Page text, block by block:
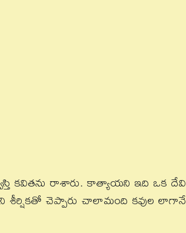
కవితను రాశారు. కాత్యాయని ఇది ఒక దేవి
శీర్షికతో చెప్పారు చాలామంది కవుల లాగానే